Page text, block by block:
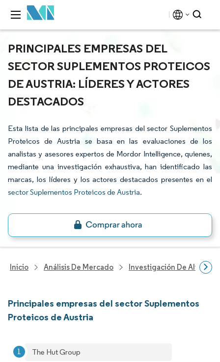
PRINCIPALES EMPRESAS DEL
SECTOR SUPLEMENTOS PROTEICOS
DE AUSTRIA: LÍDERES Y ACTORES
DESTACADOS
Esta lista de las principales empresas del sector Suplementos
Proteicos de Austria se basa en las evaluaciones de los
analistas y asesores expertos de Mordor Intelligence, quienes,
mediante una investigación exhaustiva, han identificado las
marcas, los líderes y los actores destacados presentes en el
sector Suplementos Proteicos de Austria.
Inicio Análisis De Mercado Investigación De
Principales empresas del sector Suplementos
Proteicos de Austria
The Hut Group